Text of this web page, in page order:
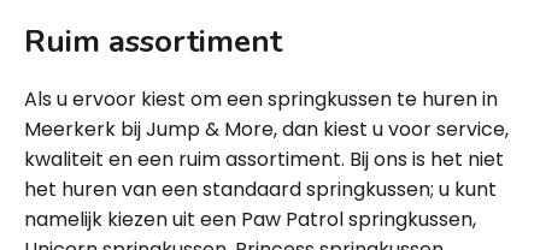
Ruim assortiment
Als u ervoor kiest om een springkussen te huren in
Meerkerk bij Jump & More, dan kiest u voor service,
kwaliteit en een ruim assortiment. Bij ons is het niet
het huren van een standaard springkussen; u kunt
namelijk kiezen uit een Paw Patrol springkussen,